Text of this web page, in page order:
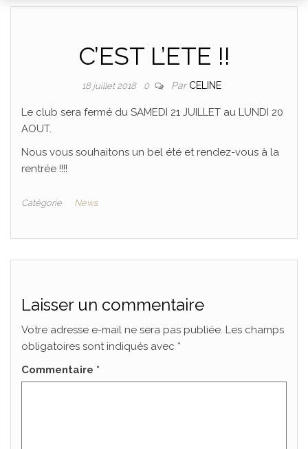
C’EST L’ETE !!
18 juillet 2018 0 Par CELINE
Le club sera fermé du SAMEDI 21 JUILLET au LUNDI 20
AOUT.
Nous vous souhaitons un bel été et rendez-vous à la
rentrée !!!!
Catégorie News
Laisser un commentaire
Votre adresse e-mail ne sera pas publiée. Les champs
obligatoires sont indiqués avec *
Commentaire *